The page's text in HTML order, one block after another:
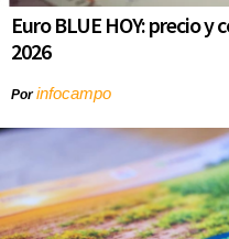
Euro BLUE HOY: precio
2026
Porinfocampo